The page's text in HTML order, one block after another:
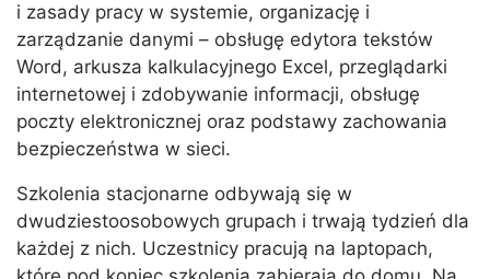
i zasady pracy w systemie, organizację i
zarządzanie danymi – obsługę edytora tekstów
Word, arkusza kalkulacyjnego Excel, przeglądarki
internetowej i zdobywanie informacji, obsługę
poczty elektronicznej oraz podstawy zachowania
bezpieczeństwa w sieci.
Szkolenia stacjonarne odbywają się w
dwudziestoosobowych grupach i trwają tydzień dla
każdej z nich. Uczestnicy pracują na laptopach,